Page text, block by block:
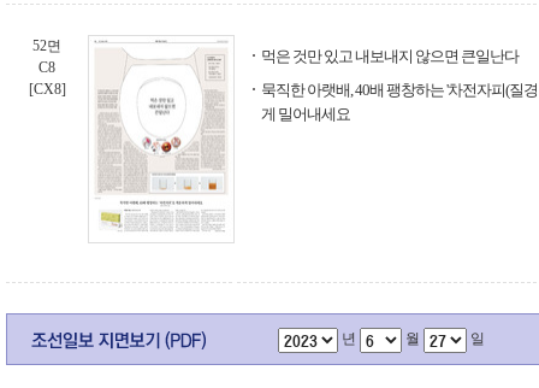
52면
C8
[CX8]
먹은 것만 있고 내보내지 않으면 큰일난다
묵직한 아랫배, 40배 팽창하는 '차전자피(질
게 밀어내세요
년 월 일